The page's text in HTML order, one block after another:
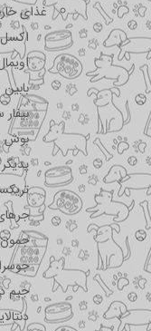
غذای
اکسل
بوش
جیم